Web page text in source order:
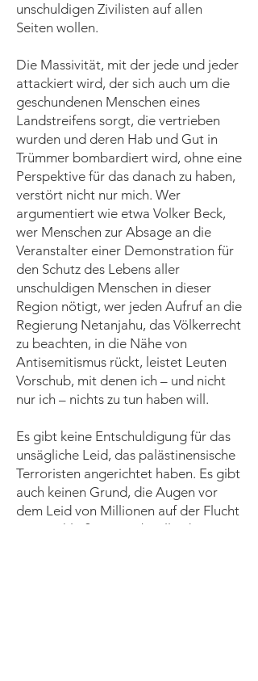
unschuldigen Zivilisten auf allen
Seiten wollen.
Die Massivität, mit der jede und jeder
attackiert wird, der sich auch um die
geschundenen Menschen eines
Landstreifens sorgt, die vertrieben
wurden und deren Hab und Gut in
Trümmer bombardiert wird, ohne eine
Perspektive für das danach zu haben,
verstört nicht nur mich. Wer
argumentiert wie etwa Volker Beck,
wer Menschen zur Absage an die
Veranstalter einer Demonstration für
den Schutz des Lebens aller
unschuldigen Menschen in dieser
Region nötigt, wer jeden Aufruf an die
Regierung Netanjahu, das Völkerrecht
zu beachten, in die Nähe von
Antisemitismus rückt, leistet Leuten
Vorschub, mit denen ich – und nicht
nur ich – nichts zu tun haben will.
Es gibt keine Entschuldigung für das
unsägliche Leid, das palästinensische
Terroristen angerichtet haben. Es gibt
auch keinen Grund, die Augen vor
dem Leid von Millionen auf der Flucht
zu verschließen. Es gibt allerdings